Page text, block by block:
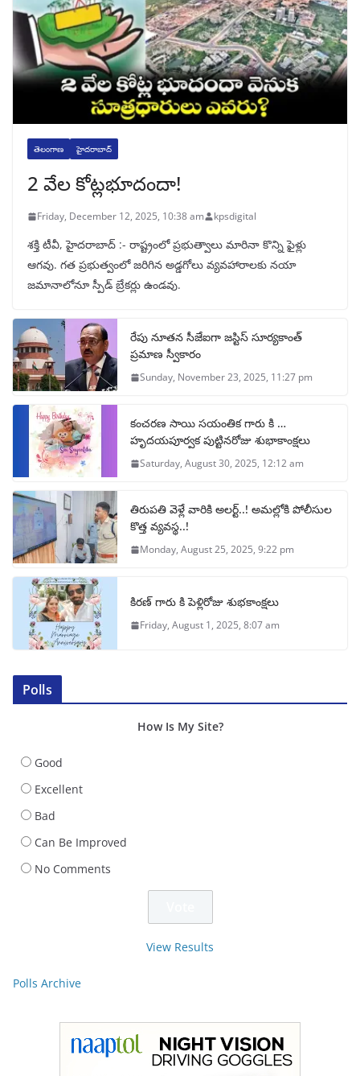
తెలంగాణ హైదరాబాద్
2 వేల కోట్లభూదందా!
Friday, December 12, 2025, 10:38 am kpsdigital
శక్తి టీవీ, హైదరాబాద్‌ :- రాష్ట్రంలో ప్రభుత్వాలు మారినా కొన్ని ఫైళ్లు
ఆగవు. గత ప్రభుత్వంలో జరిగిన అడ్డగోలు వ్యవహారాలకు నయా
జమానాలోనూ స్పీడ్‌ బ్రేకర్లు ఉండవు.
రేపు నూతన సీజేఐగా జస్టిస్ సూర్యకాంత్
ప్రమాణ స్వీకారం
Sunday, November 23, 2025, 11:27 pm
కంచరణ సాయి సయంతిక గారు కి …
హృదయపూర్వక పుట్టినరోజు శుభాకాంక్షలు
Saturday, August 30, 2025, 12:12 am
తిరుపతి వెళ్లే వారికి అలర్ట్..! అమల్లోకి పోలీసుల
కొత్త వ్యవస్థ..!
Monday, August 25, 2025, 9:22 pm
కిరణ్ గారు కి పెళ్లిరోజు శుభకాంక్షలు
Friday, August 1, 2025, 8:07 am
Polls
How Is My Site?
Good
Excellent
Bad
Can Be Improved
No Comments
View Results
Polls Archive